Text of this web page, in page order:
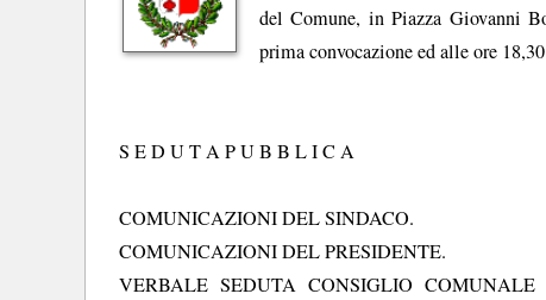
del Comune, in Piazza Giovanni
prima convocazione ed alle ore
S E D U T A P U B B L I C A
COMUNICAZIONI DEL SINDACO.
COMUNICAZIONI DEL PRESIDENTE.
VERBALE SEDUTA CONSIGLIO